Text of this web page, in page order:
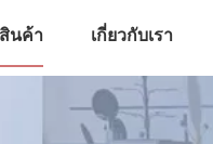
สินค้า เกี่ยวกับเรา